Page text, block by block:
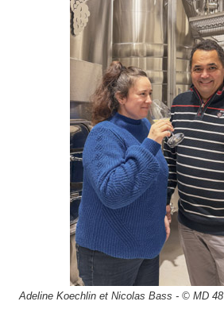
Adeline Koechlin et Nicolas Bass - © MD 48